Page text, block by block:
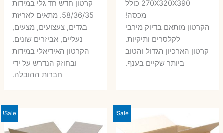
היה:
9 ₪.
הוא:270X320X390 כולל
מכסה!
הקרטון מותאם בדיוק מירבי
לקלסרים ותיקיות.
קרטון הארכיון הגדול והטוב
ביותר שקיים בענף.
היה:
8 ₪.
7 ₪.
קרטון חדש חד גלי במידות
58/36/35. מתאים לאריזת
בגדים, צעצועים, מצעים,
נעליים, אביזרים שונים.
הקרטון האידיאלי במידות
ובחוזק הנדרש על ידי
חברות ההובלה.
Sale!
Sale!